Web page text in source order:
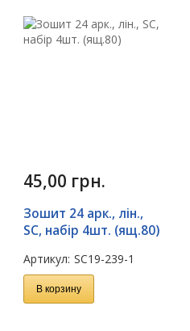
45,00 грн.
Зошит 24 арк., лін.,
SC, набір 4шт. (ящ.80)
Артикул: SC19-239-1
В корзину